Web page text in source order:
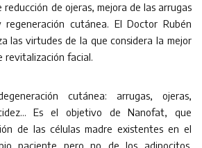
de ojeras, mejora de las arrugas
cutánea. El Doctor Rubén
las virtudes de la que considera la mejor
revitalización facial.
cutánea: arrugas, ojeras,
Es el objetivo de Nanofat, que
de las células madre existentes en el
paciente pero no de los adipocitos.